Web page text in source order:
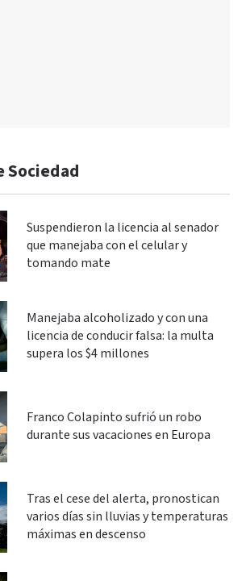
Sociedad
Suspendieron la licencia al senador
que manejaba con el celular y
tomando mate
Manejaba alcoholizado y con una
licencia de conducir falsa: la multa
supera los $4 millones
Franco Colapinto sufrió un robo
durante sus vacaciones en Europa
Tras el cese del alerta, pronostican
varios días sin lluvias y temperaturas
máximas en descenso